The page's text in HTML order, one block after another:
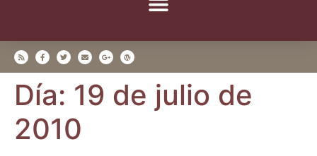
Día: 19 de julio de
2010